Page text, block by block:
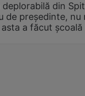
din
de președinte, nu
a făcut școală